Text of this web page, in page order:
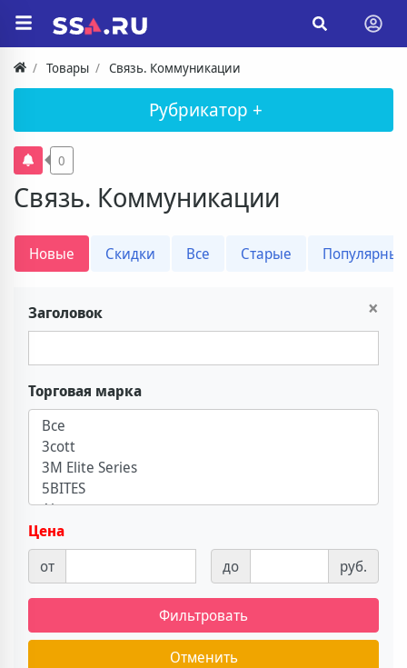
Товары Связь. Коммуникации
Рубрикатор +
Связь. Коммуникации
0
Новые Скидки Все Старые Популярные
×
Заголовок
Торговая марка
Цена
от
до руб.
Фильтровать
Отменить